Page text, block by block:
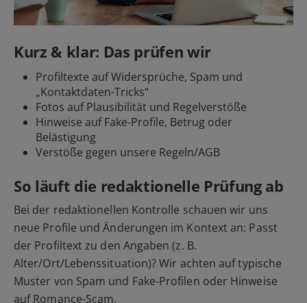
Kurz & klar: Das prüfen wir
Profiltexte auf Widersprüche, Spam und
„Kontaktdaten-Tricks“
Fotos auf Plausibilität und Regelverstöße
Hinweise auf Fake-Profile, Betrug oder
Belästigung
Verstöße gegen unsere Regeln/AGB
So läuft die redaktionelle Prüfung ab
Bei der redaktionellen Kontrolle schauen wir uns
neue Profile und Änderungen im Kontext an: Passt
der Profiltext zu den Angaben (z. B.
Alter/Ort/Lebenssituation)? Wir achten auf typische
Muster von Spam und Fake-Profilen oder Hinweise
auf Romance-Scam.